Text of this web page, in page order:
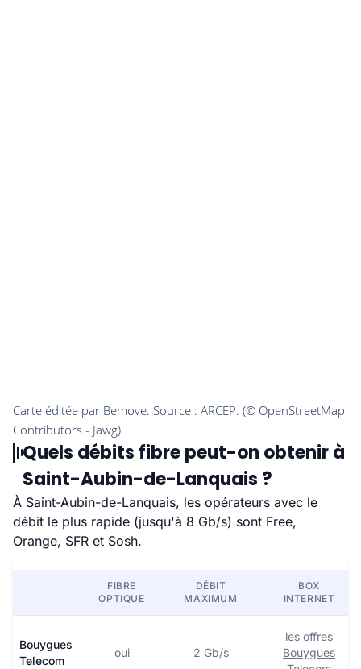
Quels débits fibre peut-on obtenir à
Saint-Aubin-de-Lanquais ?
À Saint-Aubin-de-Lanquais, les opérateurs avec le
débit le plus rapide (jusqu'à 8 Gb/s) sont Free,
Orange, SFR et Sosh.
FIBRE
OPTIQUE
DÉBIT
MAXIMUM
BOX
INTERNET
Bouygues
Telecom
oui 2 Gb/s
les offres
Bouygues